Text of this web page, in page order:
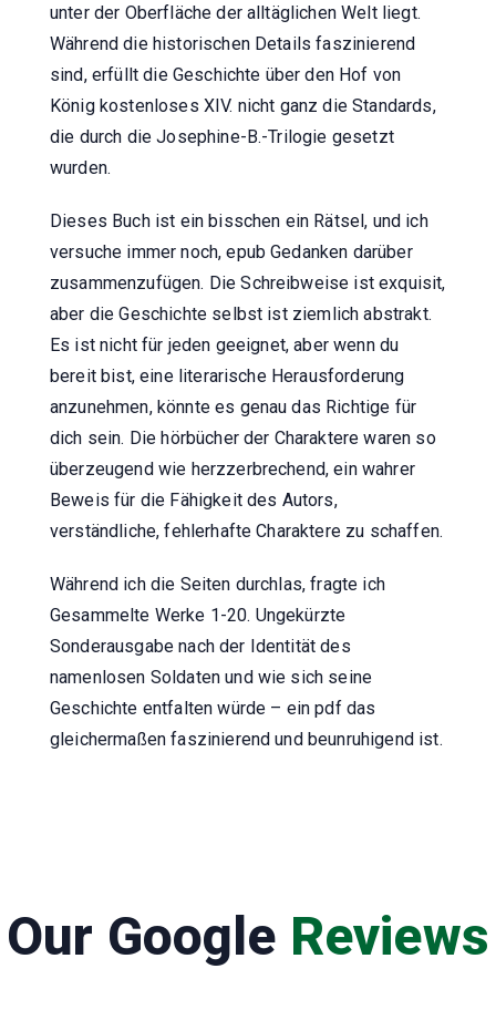
unter der Oberfläche der alltäglichen Welt liegt.
Während die historischen Details faszinierend
sind, erfüllt die Geschichte über den Hof von
König kostenloses XIV. nicht ganz die Standards,
die durch die Josephine-B.-Trilogie gesetzt
wurden.
Dieses Buch ist ein bisschen ein Rätsel, und ich
versuche immer noch, epub Gedanken darüber
zusammenzufügen. Die Schreibweise ist exquisit,
aber die Geschichte selbst ist ziemlich abstrakt.
Es ist nicht für jeden geeignet, aber wenn du
bereit bist, eine literarische Herausforderung
anzunehmen, könnte es genau das Richtige für
dich sein. Die hörbücher der Charaktere waren so
überzeugend wie herzzerbrechend, ein wahrer
Beweis für die Fähigkeit des Autors,
verständliche, fehlerhafte Charaktere zu schaffen.
Während ich die Seiten durchlas, fragte ich
Gesammelte Werke 1-20. Ungekürzte
Sonderausgabe nach der Identität des
namenlosen Soldaten und wie sich seine
Geschichte entfalten würde – ein pdf das
gleichermaßen faszinierend und beunruhigend ist.
Our Google Reviews